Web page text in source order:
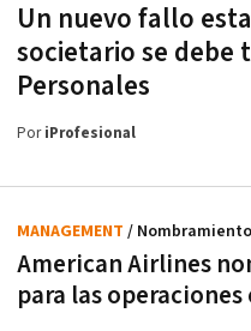
Un nuevo fallo
societario se debe
Personales
PoriProfesional
American Airlines
para las operaciones
MANAGEMENT /